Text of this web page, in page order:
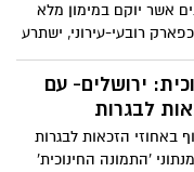
אשר יוקם במימון מלא
רובעי-עירוני, ישתרע
על שטח של כ-200 דונם ויכלול אגם מלאכותי,
להולכי הרגל, מתקני
ספורט, הסדרת
ירושלים- עם
מהסוף באחוזי הזכאות לבגרות
'התמונה החינוכית'